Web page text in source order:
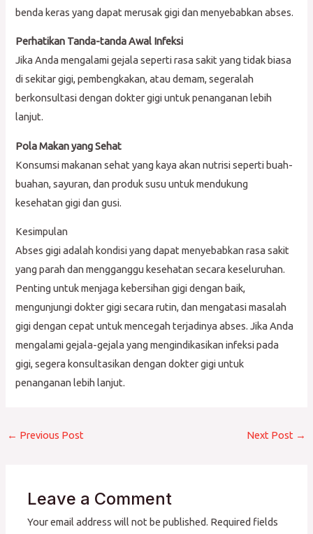
benda keras yang dapat merusak gigi dan menyebabkan abses.
Perhatikan Tanda-tanda Awal Infeksi
Jika Anda mengalami gejala seperti rasa sakit yang tidak biasa
di sekitar gigi, pembengkakan, atau demam, segeralah
berkonsultasi dengan dokter gigi untuk penanganan lebih
lanjut.
Pola Makan yang Sehat
Konsumsi makanan sehat yang kaya akan nutrisi seperti buah-
buahan, sayuran, dan produk susu untuk mendukung
kesehatan gigi dan gusi.
Kesimpulan
Abses gigi adalah kondisi yang dapat menyebabkan rasa sakit
yang parah dan mengganggu kesehatan secara keseluruhan.
Penting untuk menjaga kebersihan gigi dengan baik,
mengunjungi dokter gigi secara rutin, dan mengatasi masalah
gigi dengan cepat untuk mencegah terjadinya abses. Jika Anda
mengalami gejala-gejala yang mengindikasikan infeksi pada
gigi, segera konsultasikan dengan dokter gigi untuk
penanganan lebih lanjut.
← Previous Post Next Post →
Leave a Comment
Your email address will not be published. Required fields